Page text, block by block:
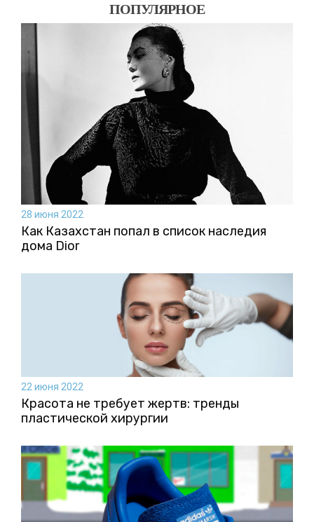
ПОПУЛЯРНОЕ
28 июня 2022
Как Казахстан попал в список наследия
дома Dior
22 июня 2022
Красота не требует жертв: тренды
пластической хирургии